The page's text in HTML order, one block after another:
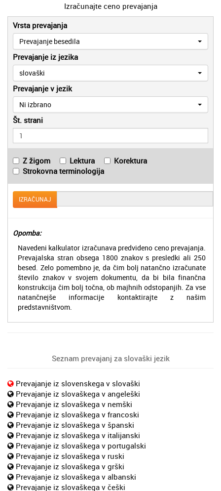
Izračunajte ceno prevajanja
Vrsta prevajanja
Prevajanje besedila
Prevajanje iz jezika
slovaški
Prevajanje v jezik
Ni izbrano
Št. strani
Z žigom Lektura
Korektura
Strokovna terminologija
IZRAČUNAJ
Opomba:
Navedeni kalkulator izračunava predvideno ceno prevajanja.
Prevajalska stran obsega 1800 znakov s presledki ali 250
besed. Zelo pomembno je, da čim bolj natančno izračunate
število znakov v svojem dokumentu, da bi bila finančna
konstrukcija čim bolj točna, ob majhnih odstopanjih. Za vse
natančnejše informacije kontaktirajte z našim
predstavništvom.
Seznam prevajanj za slovaški jezik
Prevajanje iz slovenskega v slovaški
Prevajanje iz slovaškega v angeleški
Prevajanje iz slovaškega v nemški
Prevajanje iz slovaškega v francoski
Prevajanje iz slovaškega v španski
Prevajanje iz slovaškega v italijanski
Prevajanje iz slovaškega v portugalski
Prevajanje iz slovaškega v ruski
Prevajanje iz slovaškega v grški
Prevajanje iz slovaškega v albanski
Prevajanje iz slovaškega v češki